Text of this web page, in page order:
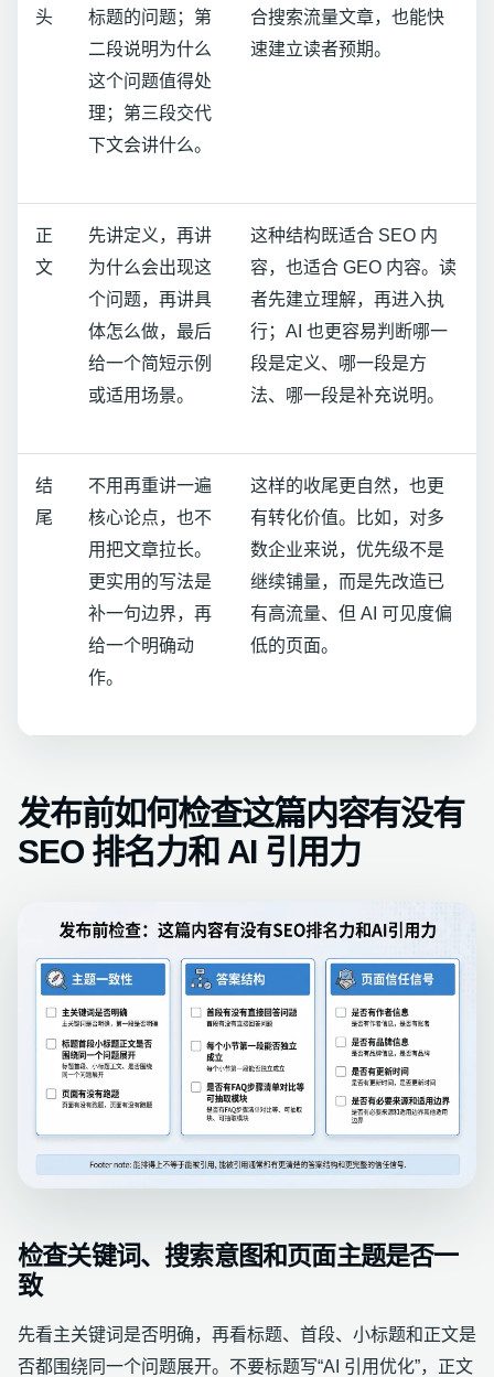
头
标题的问题；第
二段说明为什么
这个问题值得处
理；第三段交代
下文会讲什么。
合搜索流量文章，也能快
速建立读者预期。
正
文
先讲定义，再讲
为什么会出现这
个问题，再讲具
体怎么做，最后
给一个简短示例
或适用场景。
这种结构既适合 SEO 内
容，也适合 GEO 内容。读
者先建立理解，再进入执
行；AI 也更容易判断哪一
段是定义、哪一段是方
法、哪一段是补充说明。
结
尾
不用再重讲一遍
核心论点，也不
用把文章拉长。
更实用的写法是
补一句边界，再
给一个明确动
作。
这样的收尾更自然，也更
有转化价值。比如，对多
数企业来说，优先级不是
继续铺量，而是先改造已
有高流量、但 AI 可见度偏
低的页面。
发布前如何检查这篇内容有没有
SEO 排名力和 AI 引用力
检查关键词、搜索意图和页面主题是否一
致
先看主关键词是否明确，再看标题、首段、小标题和正文是
否都围绕同一个问题展开。不要标题写“AI 引用优化”，正文